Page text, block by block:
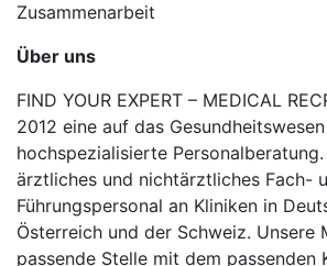
Zusammenarbeit
Über uns
FIND YOUR EXPERT – MEDICAL
2012 eine auf das Gesundheitswesen
hochspezialisierte
ärztliches und nichtärztliches Fach-
Führungspersonal an Kliniken in
Österreich und der Schweiz. Unsere
passende Stelle mit dem passenden